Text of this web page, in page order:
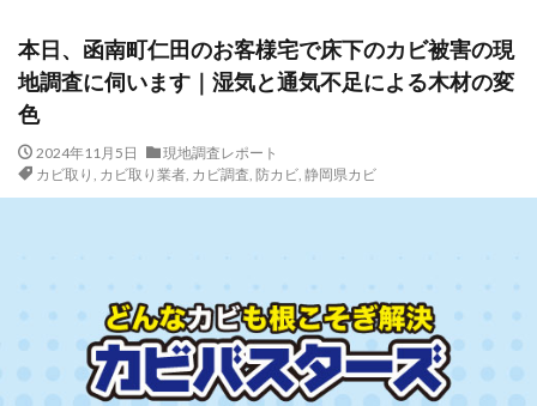
本日、函南町仁田のお客様宅で床下のカビ被害の現
地調査に伺います｜湿気と通気不足による木材の変
色
2024年11月5日
現地調査レポート
カビ取り , カビ取り業者, カビ調査, 防カビ, 静岡県カビ